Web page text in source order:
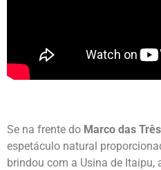
Se na frente do Marco das
espetáculo natural
brindou com a Usina de Itaipu,